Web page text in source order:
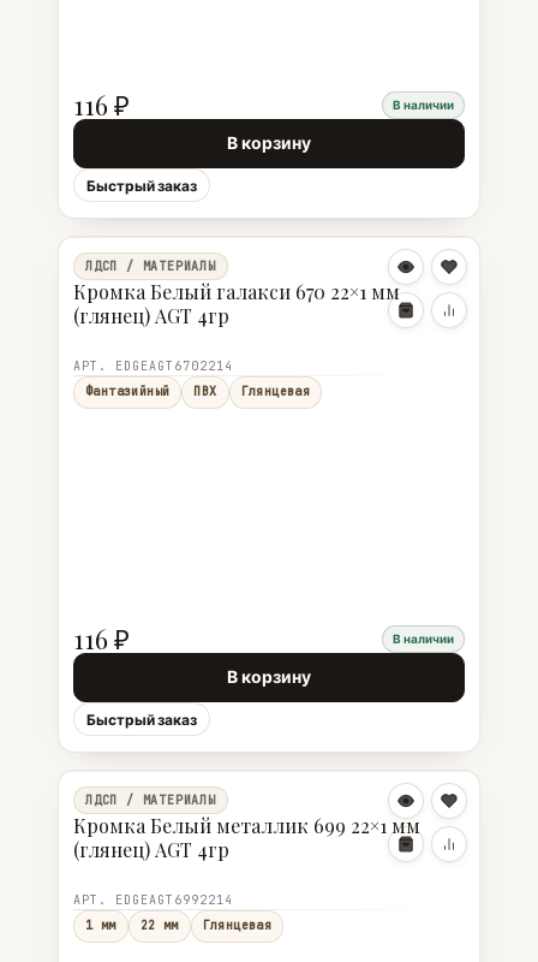
116 ₽ В наличии
В корзину
Быстрый заказ
ЛДСП / МАТЕРИАЛЫ
Кромка Белый галакси 670 22×1 мм
(глянец) AGT 4гр
АРТ. EDGEAGT6702214
Фантазийный
ПВХ Глянцевая
116 ₽ В наличии
В корзину
Быстрый заказ
ЛДСП / МАТЕРИАЛЫ
Кромка Белый металлик 699 22×1 мм
(глянец) AGT 4гр
АРТ. EDGEAGT6992214
1 мм
22 мм Глянцевая